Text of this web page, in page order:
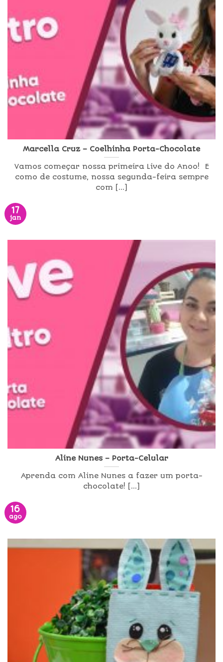
Marcella Cruz – Coelhinha Porta-Chocolate
Vamos começar nossa primeira Live do Anoo! E
como de costume, nossa segunda-feira sempre
com [...]
17
jan
Aline Nunes – Porta-Celular
Aprenda com Aline Nunes a fazer um porta-
chocolate! [...]
16
ago